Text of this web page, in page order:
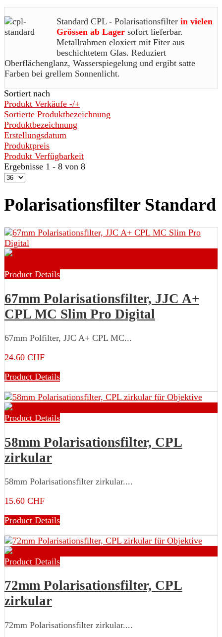
Standard CPL - Polarisationsfilter in vielen
Grössen ab Lager sofort lieferbar.
Metallrahmen eloxiert mit Fiter aus
beschichtetem Glas. Reduziert
Oberflächenglanz, Wasserspiegelung und ergibt satte
Farben bei grellem Sonnenlicht.
Sortiert nach
Produkt Verkäufe -/+
Sortierte Produktbezeichnung
Produktbezeichnung
Erstellungsdatum
Produktpreis
Produkt Verfügbarkeit
Ergebnisse 1 - 8 von 8
Polarisationsfilter Standard
Product Details
67mm Polarisationsfilter, JJC A+
CPL MC Slim Pro Digital
67mm Polfilter, JJC A+ CPL MC...
24.60 CHF
Product Details
Product Details
58mm Polarisationsfilter, CPL
zirkular
58mm Polarisationsfilter zirkular....
15.60 CHF
Product Details
Product Details
72mm Polarisationsfilter, CPL
zirkular
72mm Polarisationsfilter zirkular....